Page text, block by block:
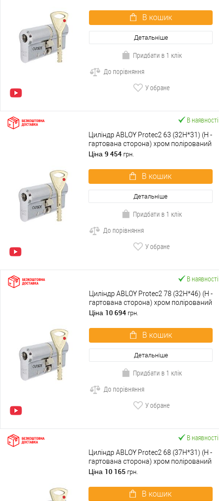
В кошик
Детальніше
Придбати в 1 клік
До порівняння
У обране
В наявності
Циліндр ABLOY Protec2 63 (32H*31) (H -
гартована сторона) хром полірований
Ціна 9 454 грн.
В кошик
Детальніше
Придбати в 1 клік
До порівняння
У обране
В наявності
Циліндр ABLOY Protec2 78 (32H*46) (H -
гартована сторона) хром полірований
Ціна 10 694 грн.
В кошик
Детальніше
Придбати в 1 клік
До порівняння
У обране
В наявності
Циліндр ABLOY Protec2 68 (37H*31) (H -
гартована сторона) хром полірований
Ціна 10 165 грн.
В кошик